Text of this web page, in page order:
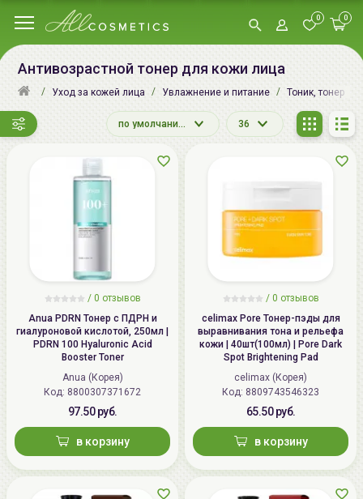
0 0
Антивозрастной тонер для кожи лица
Уход за кожей лица Увлажнение и питание Тоник, тонер
по умолчанию 36
/ 0 отзывов
Anua PDRN Тонер с ПДРН и
гиалуроновой кислотой, 250мл |
PDRN 100 Hyaluronic Acid
Booster Toner
Anua (Корея)
Код: 8800307371672
97.50 руб.
в корзину
/ 0 отзывов
celimax Pore Тонер-пэды для
выравнивания тона и рельефа
кожи | 40шт(100мл) | Pore Dark
Spot Brightening Pad
celimax (Корея)
Код: 8809743546323
65.50 руб.
в корзину